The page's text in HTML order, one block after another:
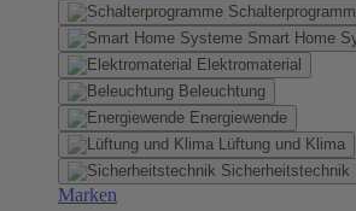
Smart Home
Elektromaterial
Beleuchtung
Energiewende
Lüftung und Klima
Sicherheitstechnik
Marken